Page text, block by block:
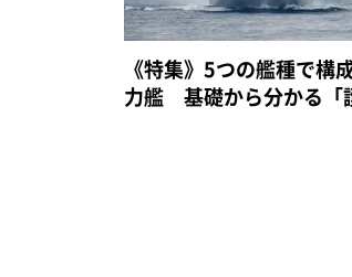
《特集》5つの艦種で構
力艦 基礎から分かる「